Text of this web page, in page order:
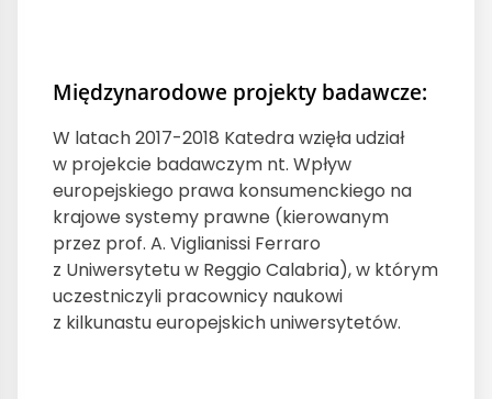
Międzynarodowe projekty badawcze:
W latach 2017-2018 Katedra wzięła udział
w projekcie badawczym nt. Wpływ
europejskiego prawa konsumenckiego na
krajowe systemy prawne (kierowanym
przez prof. A. Viglianissi Ferraro
z Uniwersytetu w Reggio Calabria), w którym
uczestniczyli pracownicy naukowi
z kilkunastu europejskich uniwersytetów.